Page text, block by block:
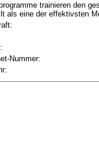
trainieren den
als eine der effektivsten
Nummer: